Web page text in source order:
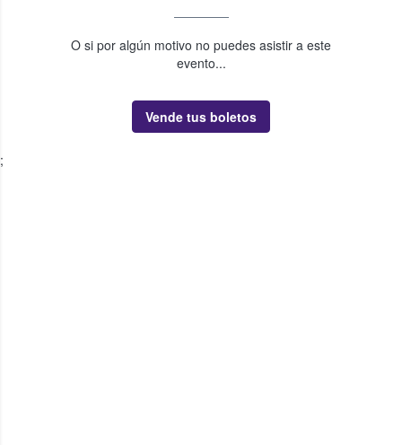
O si por algún motivo no puedes asistir a este
evento...
Vende tus boletos
;